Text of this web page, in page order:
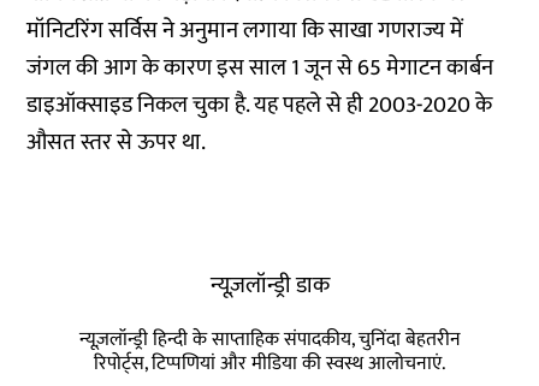
मॉनिटरिंग सर्विस ने अनुमान लगाया कि साखा गणराज्य में
जंगल की आग के कारण इस साल 1 जून से 65 मेगाटन कार्बन
डाइऑक्साइड निकल चुका है. यह पहले से ही 2003-2020 के
औसत स्तर से ऊपर था.
न्यूज़लॉन्ड्री डाक
न्यूज़लॉन्ड्री हिन्दी के साप्ताहिक संपादकीय, चुनिंदा बेहतरीन
रिपोर्ट्स, टिप्पणियां और मीडिया की स्वस्थ आलोचनाएं.